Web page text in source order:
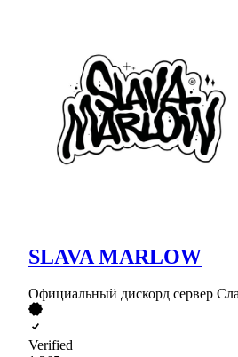
SLAVA MARLOW
Официальный дискорд сервер
Verified